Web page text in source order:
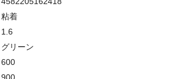
粘着
1.6
グリーン
600